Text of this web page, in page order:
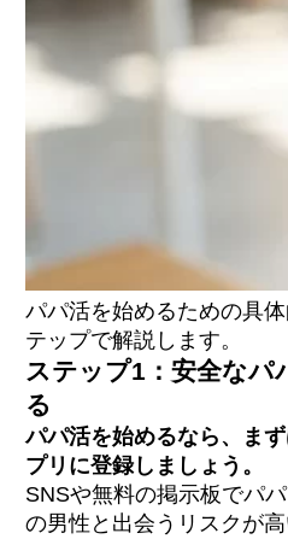
パパ活を始めるための具
テップで解説します。
ステップ1：安全なパ
る
パパ活を始めるなら、ま
プリに登録しましょう。
SNSや無料の掲示板でパ
の男性と出会うリスクが